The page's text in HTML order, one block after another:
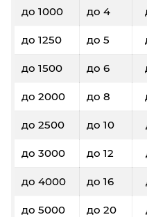
до 1000 до 4
до 1250 до 5
до 1500 до 6
до 2000 до 8
до 2500 до 10
до 3000 до 12
до 4000 до 16
до 5000 до 20